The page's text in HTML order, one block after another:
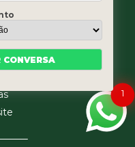
1
CONVERSA